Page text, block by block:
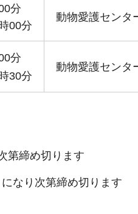
分
00分
動物愛護センタ
分
30分
動物愛護センタ
第締め切ります
なり次第締め切ります